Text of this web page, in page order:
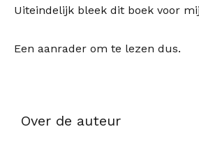
Uiteindelijk bleek dit boek voor
Een aanrader om te lezen dus.
Over de auteur